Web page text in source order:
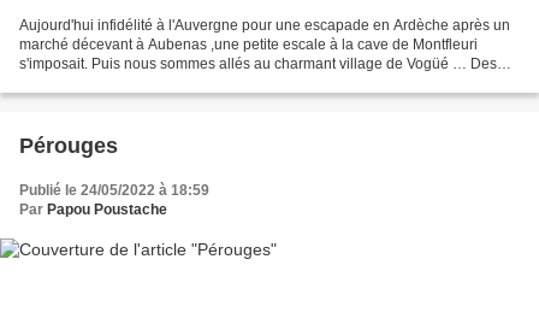
Aujourd'hui infidélité à l'Auvergne pour une escapade en Ardèche après un
marché décevant à Aubenas ,une petite escale à la cave de Montfleuri
s'imposait. Puis nous sommes allés au charmant village de Vogüé … Des
Pérouges
Publié le 24/05/2022 à 18:59
Par Papou Poustache